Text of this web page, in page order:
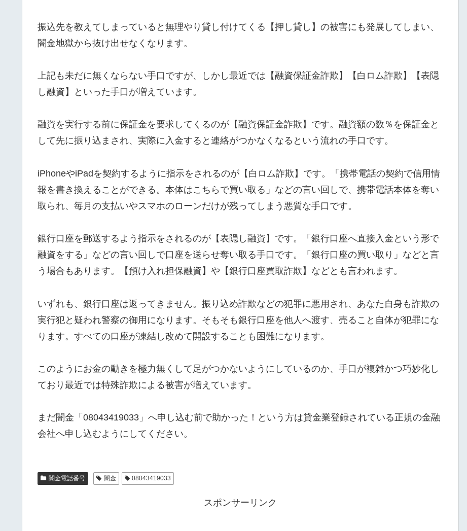
振込先を教えてしまっていると無理やり貸し付けてくる【押し貸し】の被害にも発展してしまい、
闇金地獄から抜け出せなくなります。
上記も未だに無くならない手口ですが、しかし最近では【融資保証金詐欺】【白ロム詐欺】【表隠
し融資】といった手口が増えています。
融資を実行する前に保証金を要求してくるのが【融資保証金詐欺】です。融資額の数％を保証金と
して先に振り込まされ、実際に入金すると連絡がつかなくなるという流れの手口です。
iPhoneやiPadを契約するように指示をされるのが【白ロム詐欺】です。「携帯電話の契約で信用情
報を書き換えることができる。本体はこちらで買い取る」などの言い回しで、携帯電話本体を奪い
取られ、毎月の支払いやスマホのローンだけが残ってしまう悪質な手口です。
銀行口座を郵送するよう指示をされるのが【表隠し融資】です。「銀行口座へ直接入金という形で
融資をする」などの言い回しで口座を送らせ奪い取る手口です。「銀行口座の買い取り」などと言
う場合もあります。【預け入れ担保融資】や【銀行口座買取詐欺】などとも言われます。
いずれも、銀行口座は返ってきません。振り込め詐欺などの犯罪に悪用され、あなた自身も詐欺の
実行犯と疑われ警察の御用になります。そもそも銀行口座を他人へ渡す、売ること自体が犯罪にな
ります。すべての口座が凍結し改めて開設することも困難になります。
このようにお金の動きを極力無くして足がつかないようにしているのか、手口が複雑かつ巧妙化し
ており最近では特殊詐欺による被害が増えています。
まだ闇金「08043419033」へ申し込む前で助かった！という方は貸金業登録されている正規の金融
会社へ申し込むようにしてください。
闇金電話番号 闇金 08043419033
スポンサーリンク